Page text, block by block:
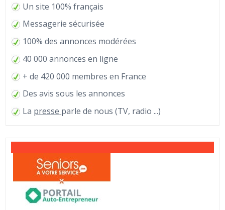
Un site 100% français
Messagerie sécurisée
100% des annonces modérées
40 000 annonces en ligne
+ de 420 000 membres en France
Des avis sous les annonces
La presse parle de nous (TV, radio ...)